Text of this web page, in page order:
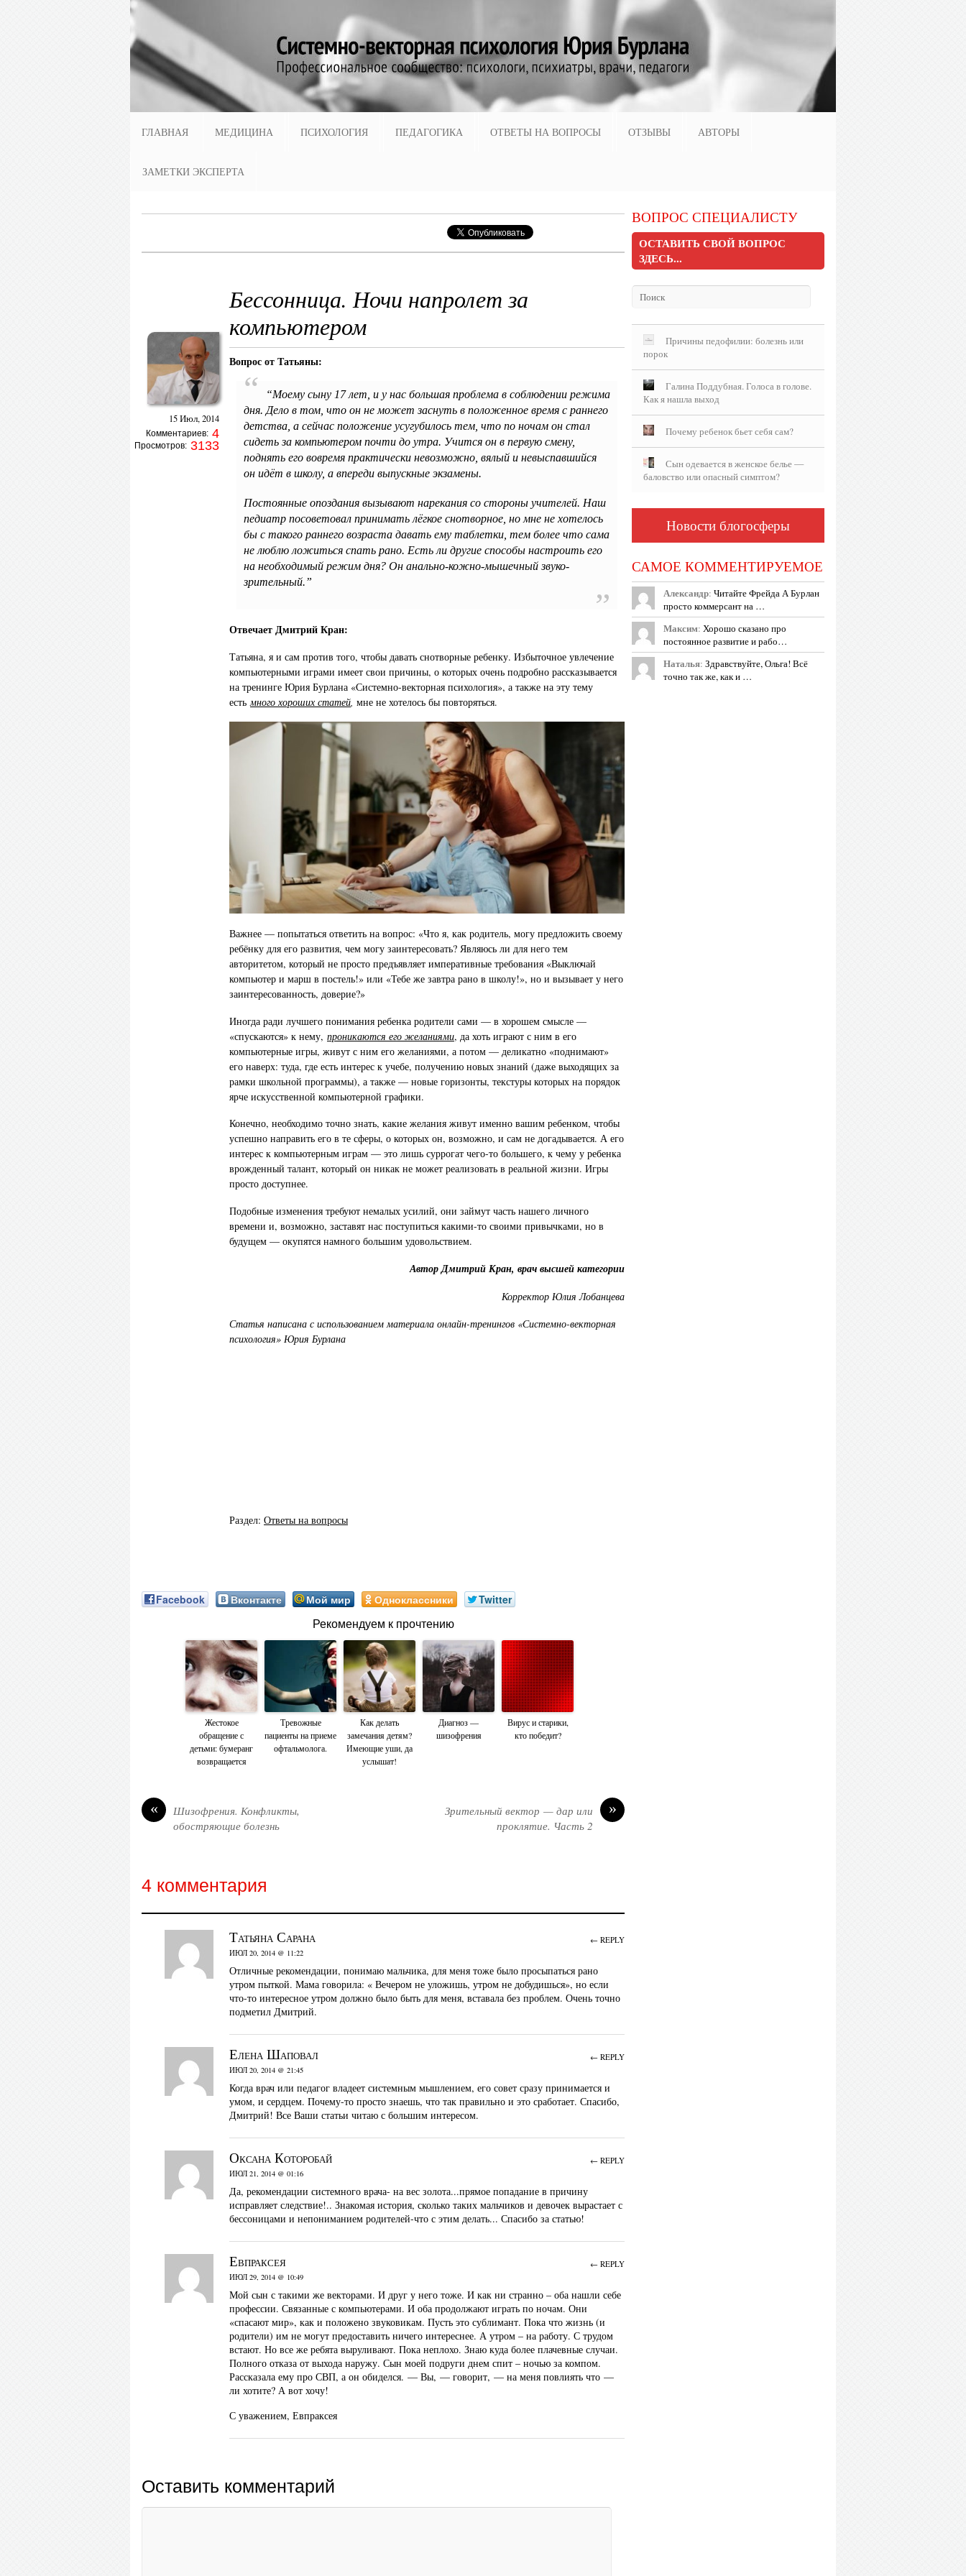
ГЛАВНАЯ МЕДИЦИНА ПСИХОЛОГИЯ ПЕДАГОГИКА ОТВЕТЫ НА ВОПРОСЫ ОТЗЫВЫ АВТОРЫ
ЗАМЕТКИ ЭКСПЕРТА
Бессонница. Ночи напролет за
компьютером
Вопрос от Татьяны:
“Моему сыну 17 лет, и у нас большая проблема в соблюдении режима
дня. Дело в том, что он не может заснуть в положенное время с раннего
детства, а сейчас положение усугубилось тем, что по ночам он стал
сидеть за компьютером почти до утра. Учится он в первую смену,
поднять его вовремя практически невозможно, вялый и невыспавшийся
он идёт в школу, а впереди выпускные экзамены.
Постоянные опоздания вызывают нарекания со стороны учителей. Наш
педиатр посоветовал принимать лёгкое снотворное, но мне не хотелось
бы с такого раннего возраста давать ему таблетки, тем более что сама
не люблю ложиться спать рано. Есть ли другие способы настроить его
на необходимый режим дня? Он анально-кожно-мышечный звуко-
зрительный.”
Отвечает Дмитрий Кран:
Татьяна, я и сам против того, чтобы давать снотворные ребенку. Избыточное увлечение
компьютерными играми имеет свои причины, о которых очень подробно рассказывается
на тренинге Юрия Бурлана «Системно-векторная психология», а также на эту тему
есть много хороших статей мне не хотелось бы повторяться.
Важнее — попытаться ответить на вопрос: «Что я, как родитель, могу предложить своему
ребёнку для его развития, чем могу заинтересовать? Являюсь ли для него тем
авторитетом, который не просто предъявляет императивные требования «Выключай
компьютер и марш в постель!» или «Тебе же завтра рано в школу!», но и вызывает у него
заинтересованность, доверие?»
Иногда ради лучшего понимания ребенка родители сами — в хорошем смысле —
«спускаются» к нему, проникаются его желаниями, да хоть играют с ним в его
компьютерные игры, живут с ним его желаниями, а потом — деликатно «поднимают»
его наверх: туда, где есть интерес к учебе, получению новых знаний (даже выходящих за
рамки школьной программы), а также — новые горизонты, текстуры которых на порядок
ярче искусственной компьютерной графики.
Конечно, необходимо точно знать, какие желания живут именно вашим ребенком, чтобы
успешно направить его в те сферы, о которых он, возможно, и сам не догадывается. А его
интерес к компьютерным играм — это лишь суррогат чего-то большего, к чему у ребенка
врожденный талант, который он никак не может реализовать в реальной жизни. Игры
просто доступнее.
Подобные изменения требуют немалых усилий, они займут часть нашего личного
времени и, возможно, заставят нас поступиться какими-то своими привычками, но в
будущем — окупятся намного большим удовольствием.
Автор Дмитрий Кран, врач высшей категории
Корректор Юлия Лобанцева
Статья написана с использованием материала онлайн-тренингов «Системно-векторная
психология» Юрия Бурлана
Раздел: Ответы на вопросы
15 Июл, 2014
Комментариев: 4
Просмотров: 3133
Facebook Вконтакте Мой мир Одноклассники Twitter
Рекомендуем к прочтению
Жестокое
обращение с
детьми: бумеранг
возвращается
Тревожные
пациенты на приеме
офтальмолога.
Как делать
замечания детям?
Имеющие уши, да
услышат!
Диагноз —
шизофрения
Вирус и старики,
кто победит?
«
Шизофрения. Конфликты,
обостряющие болезнь
»
Зрительный вектор — дар или
проклятие. Часть 2
4 комментария
Татьяна Сарана
ИЮЛ 20, 2014 @ 11:22
Отличные рекомендации, понимаю мальчика, для меня тоже было просыпаться рано
утром пыткой. Мама говорила: « Вечером не уложишь, утром не добудишься», но если
что-то интересное утром должно было быть для меня, вставала без проблем. Очень точно
подметил Дмитрий.
← REPLY
Елена Шаповал
ИЮЛ 20, 2014 @ 21:45
Когда врач или педагог владеет системным мышлением, его совет сразу принимается и
умом, и сердцем. Почему-то просто знаешь, что так правильно и это сработает. Спасибо,
Дмитрий! Все Ваши статьи читаю с большим интересом.
← REPLY
Оксана Которобай
ИЮЛ 21, 2014 @ 01:16
Да, рекомендации системного врача- на вес золота...прямое попадание в причину
исправляет следствие!.. Знакомая история, сколько таких мальчиков и девочек вырастает с
бессоницами и непониманием родителей-что с этим делать... Спасибо за статью!
← REPLY
Евпраксея
ИЮЛ 29, 2014 @ 10:49
Мой сын с такими же векторами. И друг у него тоже. И как ни странно – оба нашли себе
профессии. Связанные с компьютерами. И оба продолжают играть по ночам. Они
«спасают мир», как и положено звуковикам. Пусть это сублимант. Пока что жизнь (и
родители) им не могут предоставить ничего интереснее. А утром – на работу. С трудом
встают. Но все же ребята выруливают. Пока неплохо. Знаю куда более плачевные случаи.
Полного отказа от выхода наружу. Сын моей подруги днем спит – ночью за компом.
Рассказала ему про СВП, а он обиделся. — Вы, — говорит, — на меня повлиять что —
ли хотите? А вот хочу!
С уважением, Евпраксея
← REPLY
Оставить комментарий
ВОПРОС СПЕЦИАЛИСТУ
ОСТАВИТЬ СВОЙ ВОПРОС
ЗДЕСЬ...
Причины педофилии: болезнь или
порок
Галина Поддубная. Голоса в голове.
Как я нашла выход
Почему ребенок бьет себя сам?
Сын одевается в женское белье —
баловство или опасный симптом?
Новости блогосферы
САМОЕ КОММЕНТИРУЕМОЕ
Александр: Читайте Фрейда А Бурлан
просто коммерсант на …
Максим: Хорошо сказано про
постоянное развитие и рабо…
Наталья: Здравствуйте, Ольга! Всё
точно так же, как и …